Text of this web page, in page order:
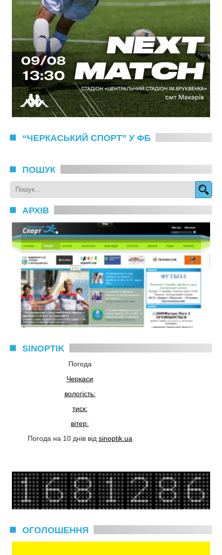
“ЧЕРКАСЬКИЙ СПОРТ” У ФБ
ПОШУК
АРХІВ
SINOPTIK
Погода
Черкаси
вологість:
тиск:
вітер:
Погода на 10 днів від sinoptik.ua
ОГОЛОШЕННЯ